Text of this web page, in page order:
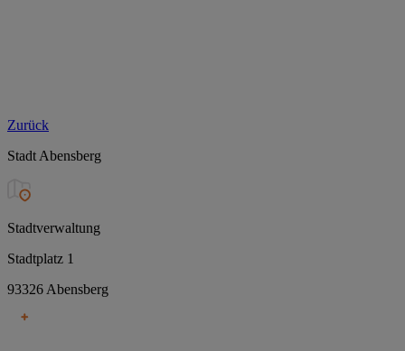
Zurück
Stadt Abensberg
Stadtverwaltung
Stadtplatz 1
93326 Abensberg